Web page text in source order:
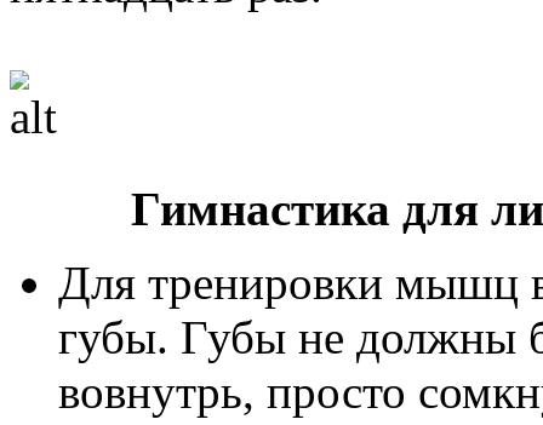
Гимнастика для
Для тренировки мышц
губы. Губы не должны
вовнутрь, просто